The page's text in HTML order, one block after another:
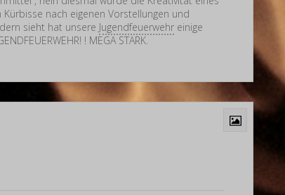
nach eigenen Vorstellungen und
sieht hat unsere Jugendfeuerwehreinige
! MEGA STARK.